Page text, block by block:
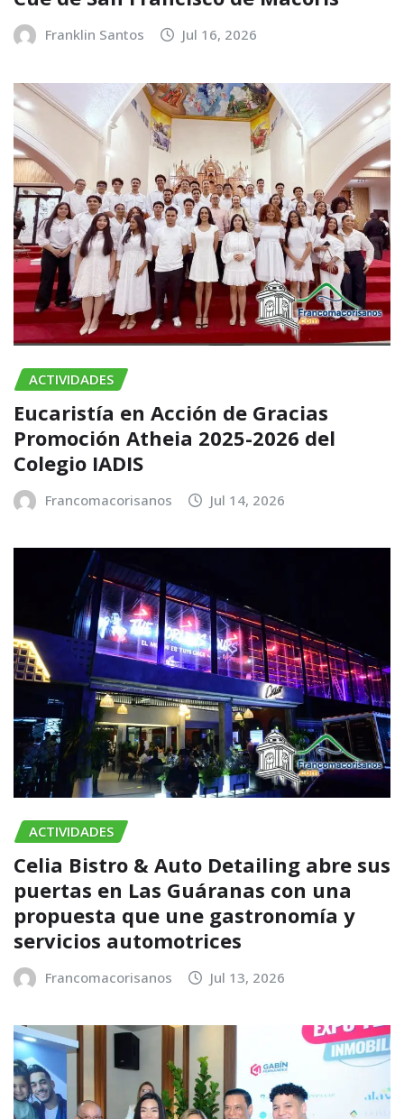
Franklin Santos Jul 16, 2026
ACTIVIDADES
Eucaristía en Acción de Gracias
Promoción Atheia 2025-2026 del
Colegio IADIS
Francomacorisanos Jul 14, 2026
ACTIVIDADES
Celia Bistro & Auto Detailing abre sus
puertas en Las Guáranas con una
propuesta que une gastronomía y
servicios automotrices
Francomacorisanos Jul 13, 2026